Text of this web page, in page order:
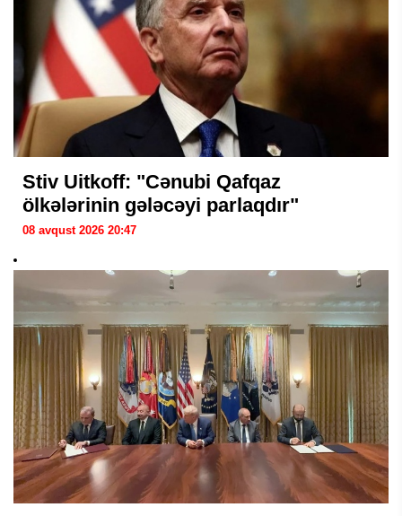
Stiv Uitkoff: "Cənubi Qafqaz
ölkələrinin gələcəyi parlaqdır"
08 avqust 2026 20:47